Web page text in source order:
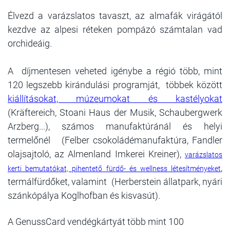
Élvezd a varázslatos tavaszt, az almafák virágától
kezdve az alpesi réteken pompázó számtalan vad
orchideáig.
A díjmentesen veheted igénybe a régió több, mint
120 legszebb kirándulási programját, többek között
kiállításokat, múzeumokat és kastélyokat
(Kräftereich, Stoani Haus der Musik, Schaubergwerk
Arzberg...), számos manufaktúránál és helyi
termelőnél (Felber csokoládémanufaktúra, Fandler
olajsajtoló, az Almenland Imkerei Kreiner), varázslatos
kerti bemutatókat, pihentető fürdő- és wellness létesítményeket,
termálfürdőket, valamint (Herberstein állatpark, nyári
szánkópálya Koglhofban és kisvasút).
A GenussCard vendégkártyát több mint 100